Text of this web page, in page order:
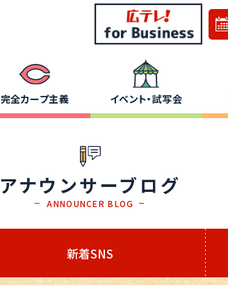
完全カープ主義 イベント・試写会
アナウンサーブログ
ANNOUNCER BLOG
新着SNS